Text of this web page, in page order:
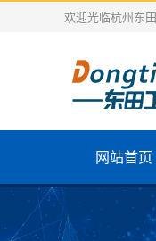
欢迎光临杭州东
网站首页